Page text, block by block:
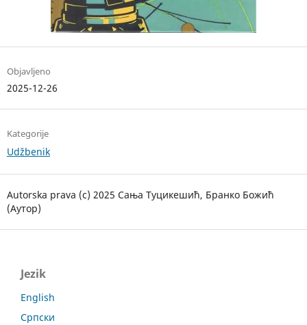
Objavljeno
2025-12-26
Kategorije
Udžbenik
Autorska prava (c) 2025 Сања Туцикешић, Бранко Божић
(Аутор)
Jezik
English
Српски